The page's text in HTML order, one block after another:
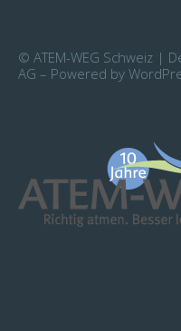
© ATEM-WEG Schweiz |
AG – Powered by